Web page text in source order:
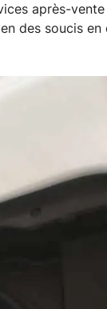
après-
des soucis en